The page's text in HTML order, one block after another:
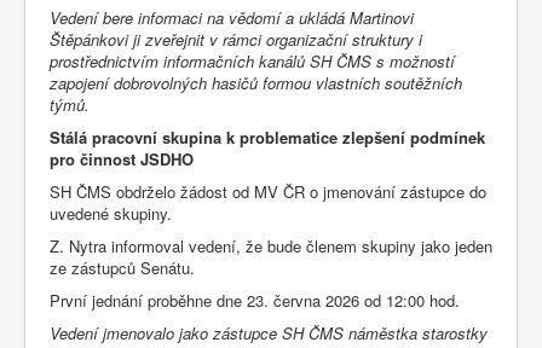
Vedení bere informaci na vědomí a ukládá Martinovi
Štěpánkovi ji zveřejnit v rámci organizační struktury i
prostřednictvím informačních kanálů SH ČMS s možností
zapojení dobrovolných hasičů formou vlastních soutěžních
týmů.
Stálá pracovní skupina k problematice zlepšení podmínek
pro činnost JSDHO
SH ČMS obdrželo žádost od MV ČR o jmenování zástupce do
uvedené skupiny.
Z. Nytra informoval vedení, že bude členem skupiny jako jeden
ze zástupců Senátu.
První jednání proběhne dne 23. června 2026 od 12:00 hod.
Vedení jmenovalo jako zástupce SH ČMS náměstka starostky